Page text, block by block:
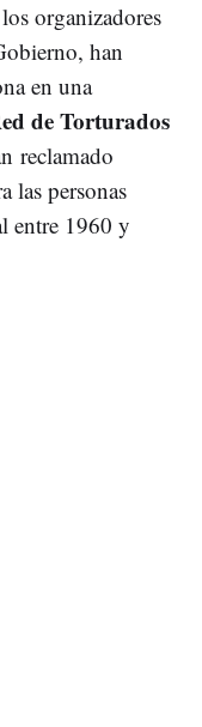
organizadores
han
en una
de Torturados
reclamado
las personas
entre 1960 y